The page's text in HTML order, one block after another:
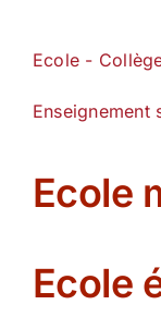
Ecole -
Enseignement
Ecole
Ecole